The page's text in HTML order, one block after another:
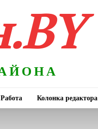
Работа Колонка редактора